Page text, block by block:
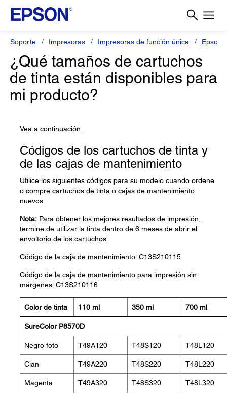
Soporte Impresoras Impresoras de función única Epson
¿Qué tamaños de cartuchos
de tinta están disponibles para
mi producto?
Vea a continuación.
Códigos de los cartuchos de tinta y
de las cajas de mantenimiento
Utilice los siguientes códigos para su modelo cuando ordene
o compre cartuchos de tinta o cajas de mantenimiento
nuevos.
Nota: Para obtener los mejores resultados de impresión,
termine de utilizar la tinta dentro de 6 meses de abrir el
envoltorio de los cartuchos.
Código de la caja de mantenimiento: C13S210115
Código de la caja de mantenimiento para impresión sin
márgenes: C13S210116
Color de tinta 110 ml 350 ml 700 ml
SureColor P8570D
Negro foto T49A120 T48S120 T48L120
Cian T49A220 T48S220 T48L220
Magenta T49A320 T48S320 T48L320